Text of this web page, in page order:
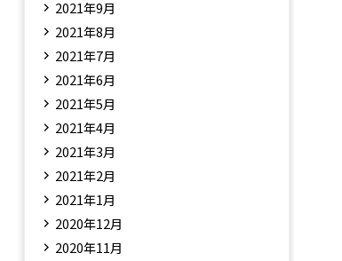
2021年9月
2021年8月
2021年7月
2021年6月
2021年5月
2021年4月
2021年3月
2021年2月
2021年1月
2020年12月
2020年11月